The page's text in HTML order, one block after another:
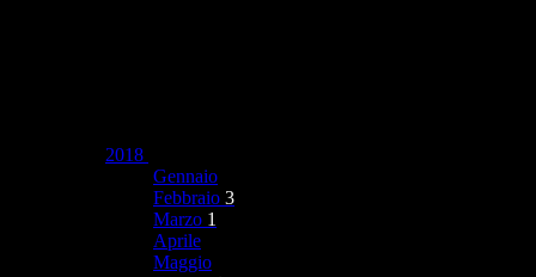
2018
Gennaio
Febbraio 3
Marzo 1
Aprile
Maggio